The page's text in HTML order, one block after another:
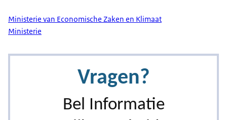
Ministerie van Economische Zaken en Klimaat
Ministerie